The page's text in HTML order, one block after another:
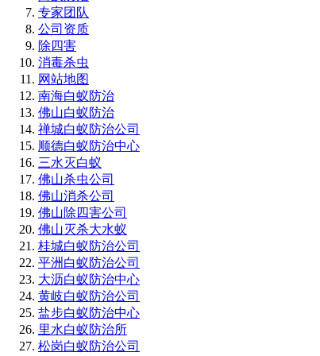
专家团队
公司资质
除四害
消毒杀虫
网站地图
南海白蚁防治
佛山白蚁防治
禅城白蚁防治公司
顺德白蚁防治中心
三水灭白蚁
佛山杀虫公司
佛山消杀公司
佛山除四害公司
佛山灭杀大水蚁
桂城白蚁防治公司
平洲白蚁防治公司
大沥白蚁防治中心
黄岐白蚁防治公司
盐步白蚁防治中心
里水白蚁防治所
松岗白蚁防治公司